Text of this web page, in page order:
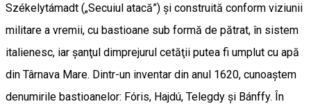
Székelytámadt („Secuiul atacă”) şi construită conform viziunii
militare a vremii, cu bastioane sub formă de pătrat, în sistem
italienesc, iar şanţul dimprejurul cetăţii putea fi umplut cu apă
din Târnava Mare. Dintr-un inventar din anul 1620, cunoaştem
denumirile bastioanelor: Fóris, Hajdú, Telegdy şi Bánffy. În